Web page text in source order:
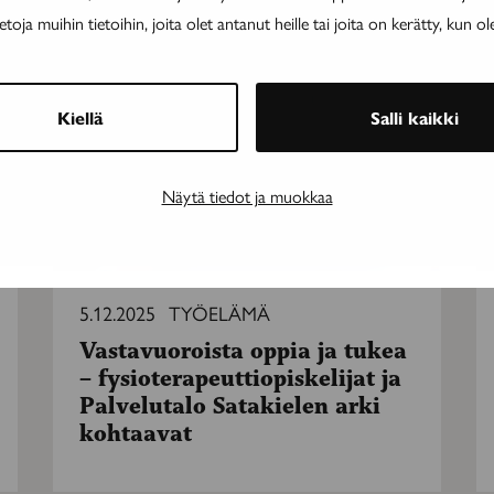
muihin tietoihin, joita olet antanut heille tai joita on kerätty, kun
Kiellä Salli kaikki
Näytä tiedot ja muokkaa
Vastavuoroista
ja
tukea
–
kohtaavat
5.12.2025 TYÖELÄMÄ
Vastavuoroista oppia ja tukea
– fysioterapeuttiopiskelijat ja
Palvelutalo Satakielen arki
kohtaavat